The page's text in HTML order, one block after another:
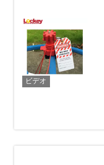
ビデオ